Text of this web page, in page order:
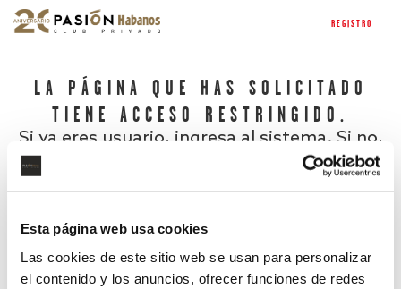
Esta página web usa cookies
Las cookies de este sitio web se usan para personalizar
el contenido y los anuncios, ofrecer funciones de redes
REGISTRO
LA PÁGINA QUE HAS SOLICITADO
TIENE ACCESO RESTRINGIDO.
Si ya eres usuario, ingresa al sistema. Si no,